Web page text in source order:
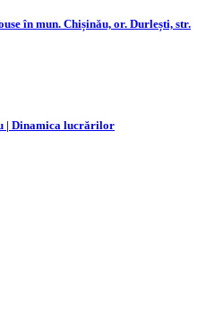
în mun. Chișinău, or. Durlești, str.
| Dinamica lucrărilor